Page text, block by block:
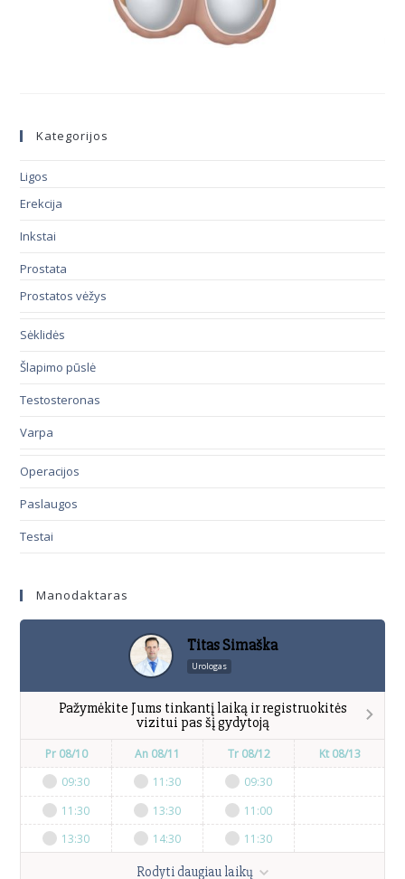
Kategorijos
Ligos
Erekcija
Inkstai
Prostata
Prostatos vėžys
Sėklidės
Šlapimo pūslė
Testosteronas
Varpa
Operacijos
Paslaugos
Testai
Manodaktaras
Titas Simaška
Urologas
Pažymėkite Jums tinkantį laiką ir registruokitės
vizitui pas šį gydytoją
Pr 08/10
09:30
11:30
13:30
An 08/11
11:30
13:30
14:30
Tr 08/12
09:30
11:00
11:30
Kt 08/13
Rodyti daugiau laikų